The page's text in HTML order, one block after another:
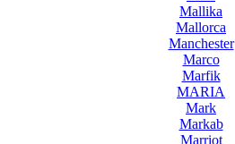
Mallika
Mallorca
Manchester
Marco
Marfik
MARIA
Mark
Markab
Marriot